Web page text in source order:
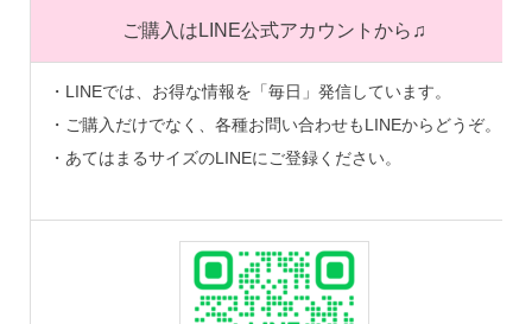
ご購入はLINE公式アカウントから♫
・LINEでは、お得な情報を「毎日」発信しています。
・ご購入だけでなく、各種お問い合わせもLINEからどうぞ。
・あてはまるサイズのLINEにご登録ください。